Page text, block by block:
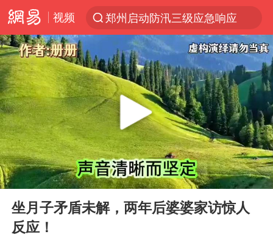
视频
郑州启动防汛三级应急响应
新能源汽车产业链提速
费大厨不再自称“大王”
APEC峰会倒计时100天
众星发文悼念秦焰
“还不如不放假”
独闯南太行失联女子遗体已找到
辽宁28名务农人员中暑死亡？官方辟谣
SK海力士回应“或出售重庆工厂”传闻
Play
00:00 20:38
坐月子矛盾未解，两年后婆婆家访惊人
反应！